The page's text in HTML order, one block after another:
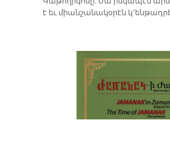
է եւ միանշանակօրէն